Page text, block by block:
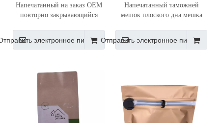
Напечатанный на заказ OEM
повторно закрывающийся
клапаном Поставщик мешочка
электронное письмо
Напечатанный таможней
мешок плоского дна мешка
Отправить электронное письмо